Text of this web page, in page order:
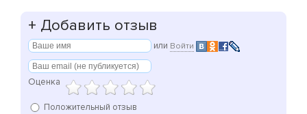
+ Добавить отзыв
или Войти
Оценка
Положительный отзыв